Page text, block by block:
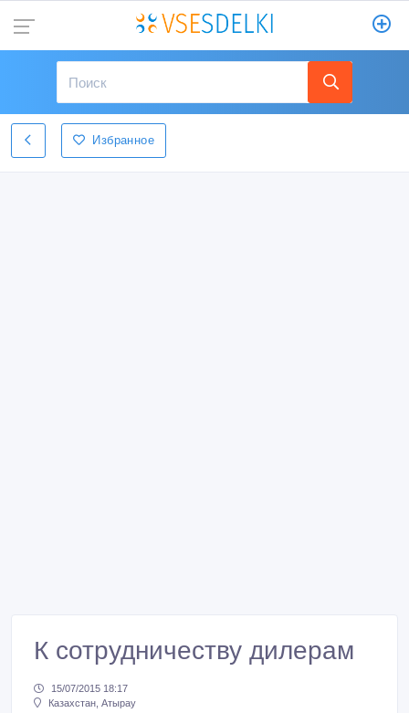
Избранное
К сотрудничеству дилерам
15/07/2015 18:17
Казахстан, Атырау